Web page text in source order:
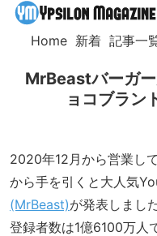
Home 新着 記事一
MrBeastバーガ
ョコブラン
2020年12月から営業し
から手を引くと大人気
(MrBeast)が発表しまし
登録者数は1億6100万人